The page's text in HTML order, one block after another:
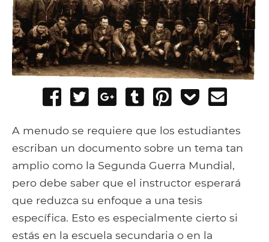
Share
Facebook
Tweet
Share
Google+
Post
Tumblr
Pin
Add
Pocket
A menudo se requiere que los estudiantes
escriban un documento sobre un tema tan
amplio como la Segunda Guerra Mundial,
pero debe saber que el instructor esperará
que reduzca su enfoque a una tesis
específica. Esto es especialmente cierto si
estás en la escuela secundaria o en la